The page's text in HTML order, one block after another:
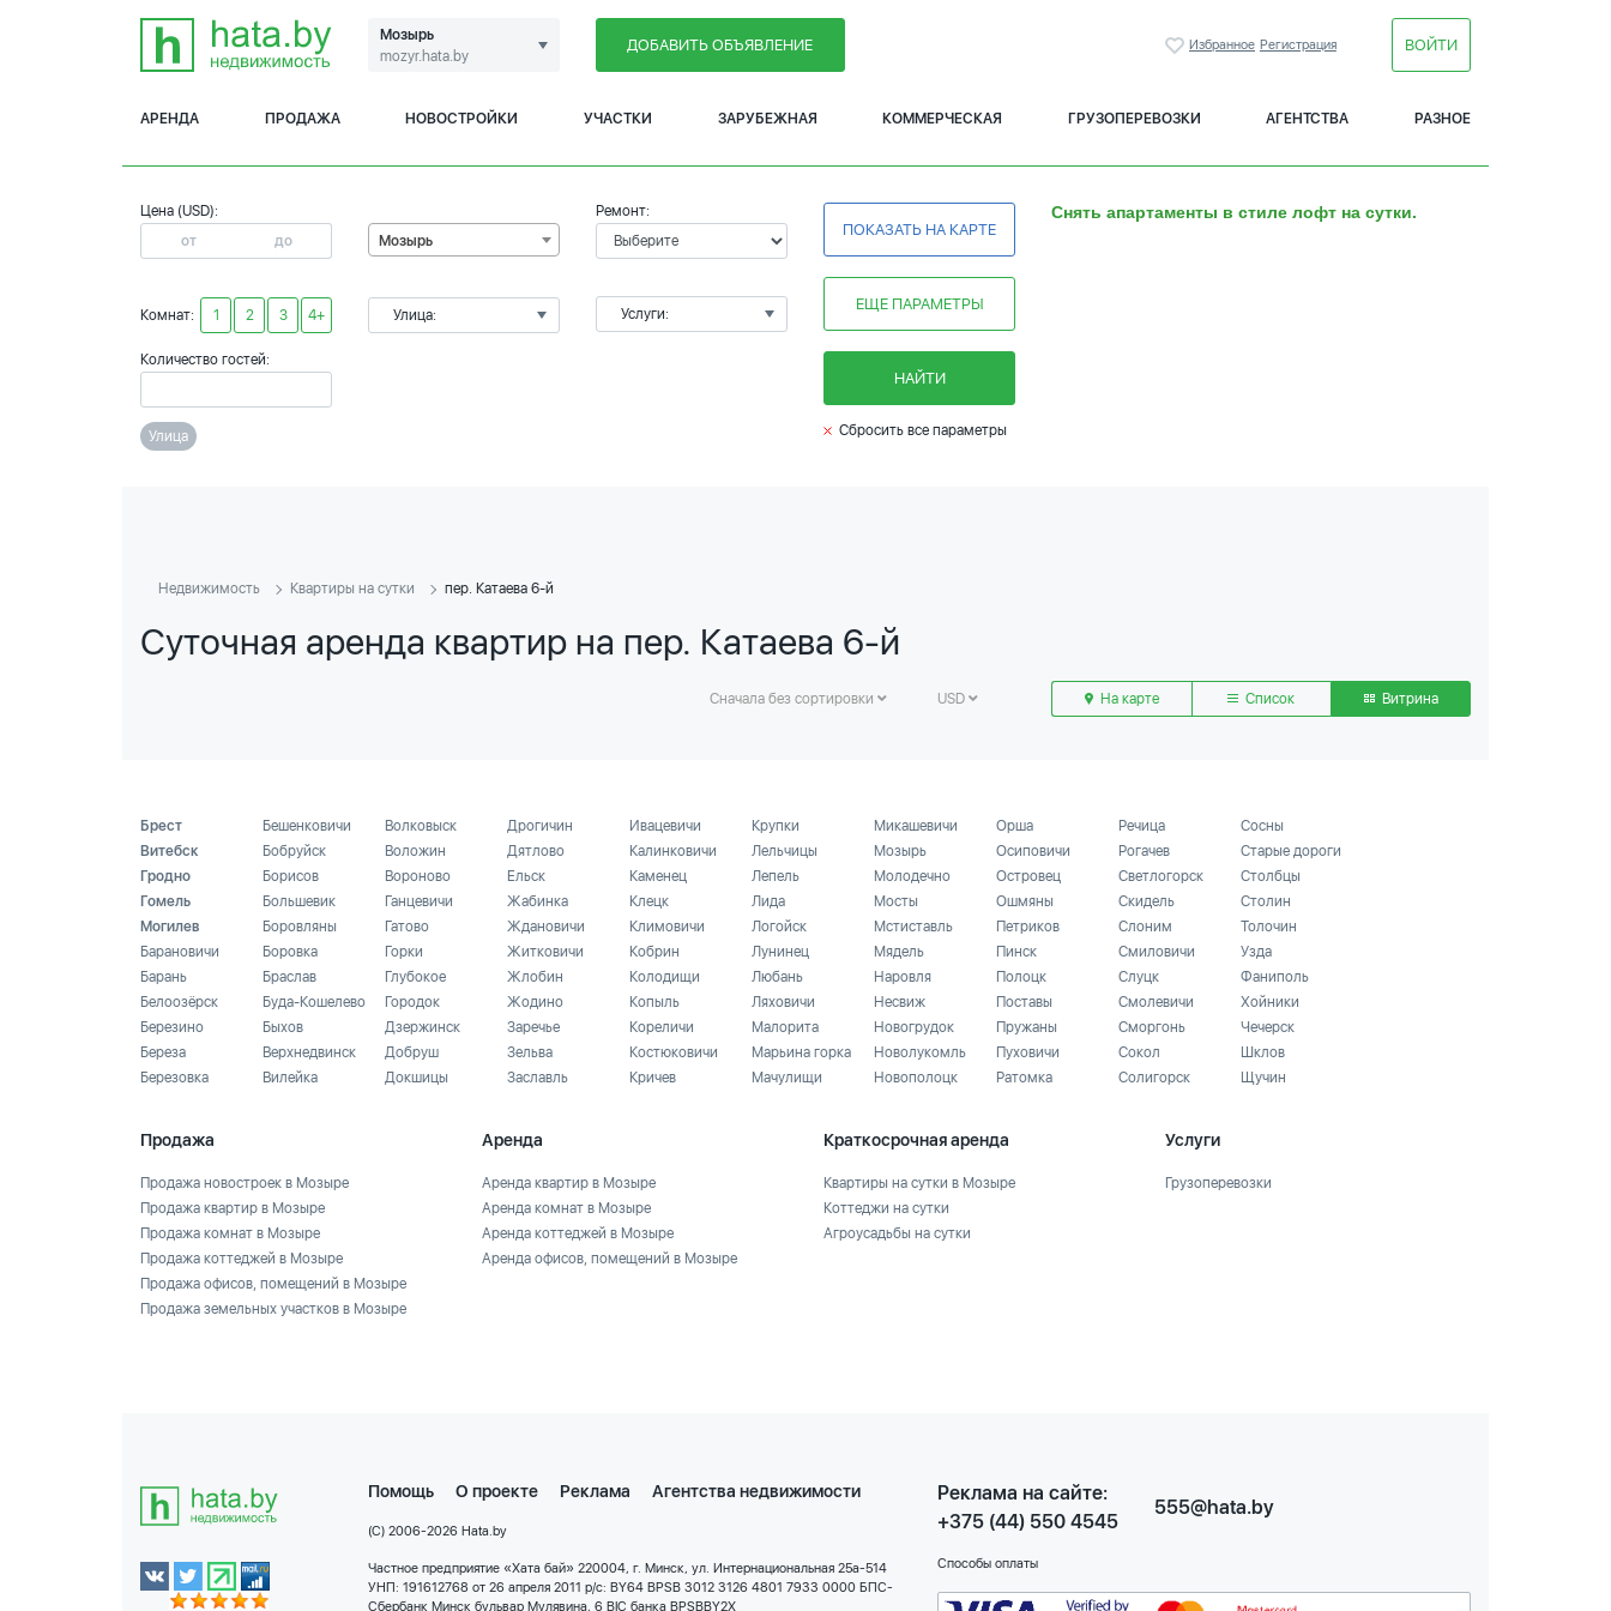
Мозырь
mozyr.hata.by
ДОБАВИТЬ ОБЪЯВЛЕНИЕ Избранное Регистрация ВОЙТИ
АРЕНДА ПРОДАЖА НОВОСТРОЙКИ УЧАСТКИ ЗАРУБЕЖНАЯ КОММЕРЧЕСКАЯ ГРУЗОПЕРЕВОЗКИ АГЕНТСТВА РАЗНОЕ
Цена (USD):
Комнат: 1 2 3 4+
Количество гостей:
Мозырь
Улица:
Ремонт:
Услуги:
ПОКАЗАТЬ НА КАРТЕ
ЕЩЕ ПАРАМЕТРЫ
НАЙТИ
Снять апартаменты в стиле лофт на сутки.
Улица Сбросить все параметры
Недвижимость Квартиры на сутки пер. Катаева 6-й
Суточная аренда квартир на пер. Катаева 6-й
Сначала без сортировки USD На карте Список Витрина
Брест
Витебск
Гродно
Гомель
Могилев
Барановичи
Барань
Белоозёрск
Березино
Береза
Березовка
Бешенковичи
Бобруйск
Борисов
Большевик
Боровляны
Боровка
Браслав
Буда-Кошелево
Быхов
Верхнедвинск
Вилейка
Волковыск
Воложин
Вороново
Ганцевичи
Гатово
Горки
Глубокое
Городок
Дзержинск
Добруш
Докшицы
Дрогичин
Дятлово
Ельск
Жабинка
Ждановичи
Житковичи
Жлобин
Жодино
Заречье
Зельва
Заславль
Ивацевичи
Калинковичи
Каменец
Клецк
Климовичи
Кобрин
Колодищи
Копыль
Кореличи
Костюковичи
Кричев
Крупки
Лельчицы
Лепель
Лида
Логойск
Лунинец
Любань
Ляховичи
Малорита
Марьина горка
Мачулищи
Микашевичи
Мозырь
Молодечно
Мосты
Мстиставль
Мядель
Наровля
Несвиж
Новогрудок
Новолукомль
Новополоцк
Орша
Осиповичи
Островец
Ошмяны
Петриков
Пинск
Полоцк
Поставы
Пружаны
Пуховичи
Ратомка
Речица
Рогачев
Светлогорск
Скидель
Слоним
Смиловичи
Слуцк
Смолевичи
Сморгонь
Сокол
Солигорск
Сосны
Старые дороги
Столбцы
Столин
Толочин
Узда
Фаниполь
Хойники
Чечерск
Шклов
Щучин
Продажа
Продажа новостроек в Мозыре
Продажа квартир в Мозыре
Продажа комнат в Мозыре
Продажа коттеджей в Мозыре
Продажа офисов, помещений в Мозыре
Продажа земельных участков в Мозыре
Аренда
Аренда квартир в Мозыре
Аренда комнат в Мозыре
Аренда коттеджей в Мозыре
Аренда офисов, помещений в Мозыре
Краткосрочная аренда
Квартиры на сутки в Мозыре
Коттеджи на сутки
Агроусадьбы на сутки
Услуги
Грузоперевозки
Помощь О проекте Реклама Агентства недвижимости
(C) 2006-2026 Hata.by
Частное предприятие «Хата бай» 220004, г. Минск, ул. Интернациональная 25а-514
УНП: 191612768 от 26 апреля 2011 р/с: BY64 BPSB 3012 3126 4801 7933 0000 БПС-
Сбербанк Минск бульвар Мулявина, 6 BIC банка BPSBBY2X
Реклама на сайте:
+375 (44) 550 4545
555@hata.by
Способы оплаты